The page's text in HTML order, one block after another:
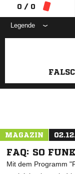
0 / 0
Legende
MAGAZIN
FAQ: SO
Mit dem Programm